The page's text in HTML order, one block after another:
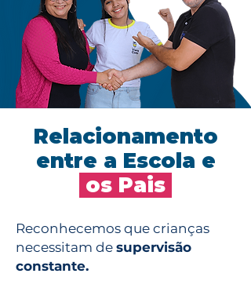
Relacionamento
entre a Escola e
os Pais
Reconhecemos que crianças
necessitam de supervisão
constante.